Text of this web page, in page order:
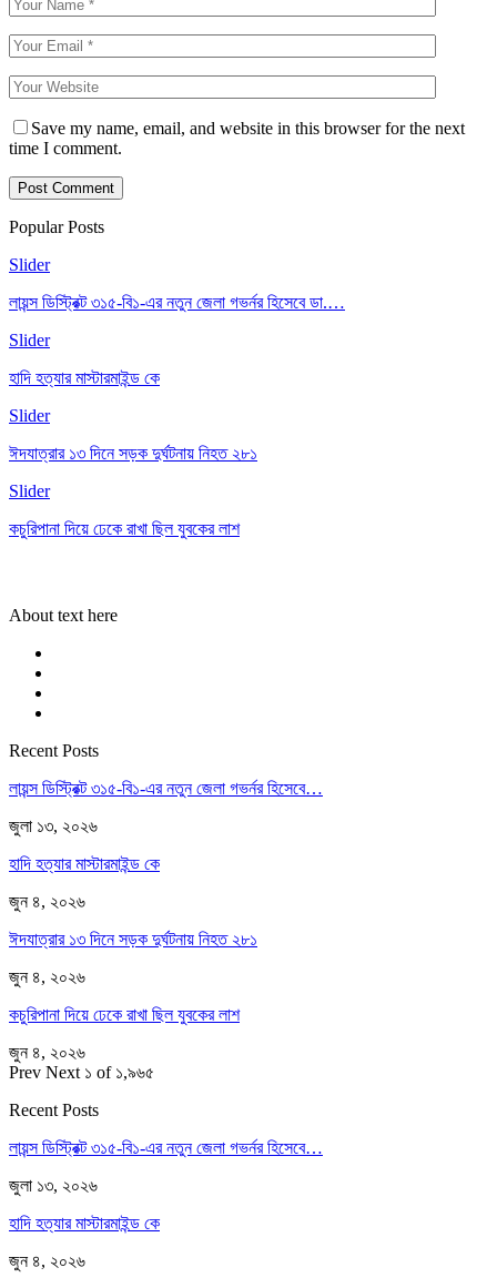
Save my name, email, and website in this browser for the next
time I comment.
Popular Posts
Slider
লায়ন্স ডিস্ট্রিক্ট ৩১৫-বি১-এর নতুন জেলা গভর্নর হিসেবে ডা.…
Slider
হাদি হত্যার মাস্টারমাইন্ড কে
Slider
ঈদযাত্রার ১৩ দিনে সড়ক দুর্ঘটনায় নিহত ২৮১
Slider
কচুরিপানা দিয়ে ঢেকে রাখা ছিল যুবকের লাশ
About text here
Recent Posts
লায়ন্স ডিস্ট্রিক্ট ৩১৫-বি১-এর নতুন জেলা গভর্নর হিসেবে…
জুলা ১৩, ২০২৬
হাদি হত্যার মাস্টারমাইন্ড কে
জুন ৪, ২০২৬
ঈদযাত্রার ১৩ দিনে সড়ক দুর্ঘটনায় নিহত ২৮১
জুন ৪, ২০২৬
কচুরিপানা দিয়ে ঢেকে রাখা ছিল যুবকের লাশ
জুন ৪, ২০২৬
Prev Next ১ of ১,৯৬৫
Recent Posts
লায়ন্স ডিস্ট্রিক্ট ৩১৫-বি১-এর নতুন জেলা গভর্নর হিসেবে…
জুলা ১৩, ২০২৬
হাদি হত্যার মাস্টারমাইন্ড কে
জুন ৪, ২০২৬